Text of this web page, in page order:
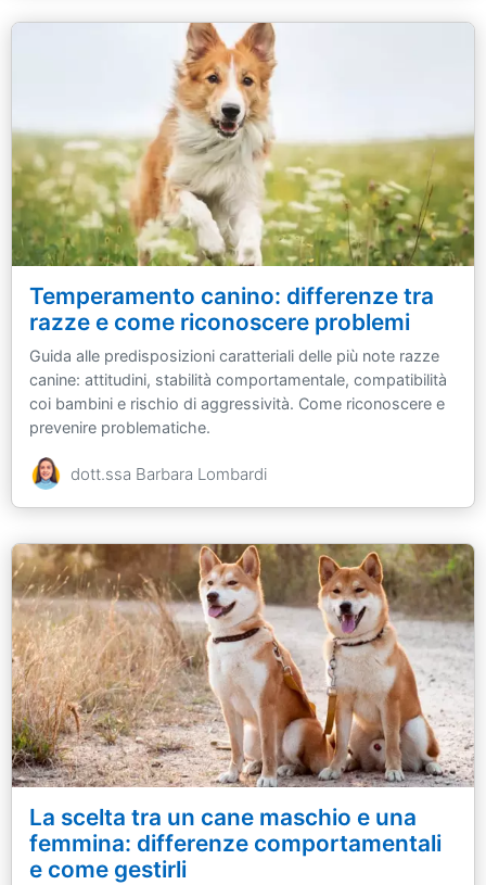
Temperamento canino: differenze tra
razze e come riconoscere problemi
Guida alle predisposizioni caratteriali delle più note razze
canine: attitudini, stabilità comportamentale, compatibilità
coi bambini e rischio di aggressività. Come riconoscere e
prevenire problematiche.
dott.ssa Barbara Lombardi
La scelta tra un cane maschio e una
femmina: differenze comportamentali
e come gestirli